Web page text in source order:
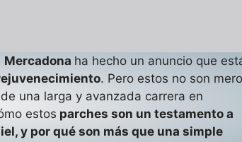
Mercadona ha hecho un anuncio que
. Pero estos no son
una larga y avanzada carrera en
estos parches son un testamento a
y por qué son más que una simple